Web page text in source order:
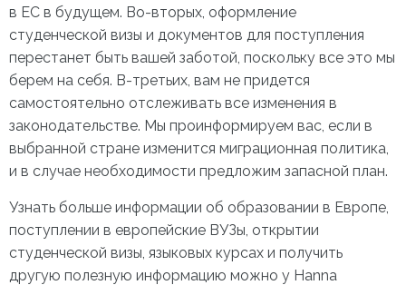
в ЕС в будущем. Во-вторых, оформление
студенческой визы и документов для поступления
перестанет быть вашей заботой, поскольку все это мы
берем на себя. В-третьих, вам не придется
самостоятельно отслеживать все изменения в
законодательстве. Мы проинформируем вас, если в
выбранной стране изменится миграционная политика,
и в случае необходимости предложим запасной план.
Узнать больше информации об образовании в Европе,
поступлении в европейские ВУЗы, открытии
студенческой визы, языковых курсах и получить
другую полезную информацию можно у Hanna